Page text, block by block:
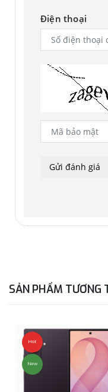
Quay phim
Độ phân giải
chậm (HD,
Đèn Flash
Có hỗ trợ
Panorama,
rộng,...
Quay
Camera
trước
Điện thoại
SẢN PHẨM TƯƠNG
Hot
New